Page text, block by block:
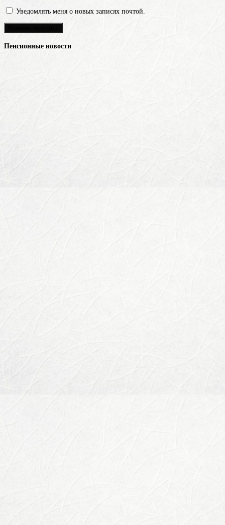
Уведомлять меня о новых записях почтой.
Пенсионные новости